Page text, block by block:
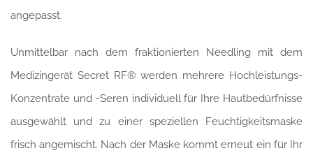
angepasst.
Unmittelbar nach dem fraktionierten Needling mit dem
Medizingerät Secret RF® werden mehrere Hochleistungs-
Konzentrate und -Seren individuell für Ihre Hautbedürfnisse
ausgewählt und zu einer speziellen Feuchtigkeitsmaske
frisch angemischt. Nach der Maske kommt erneut ein für Ihr